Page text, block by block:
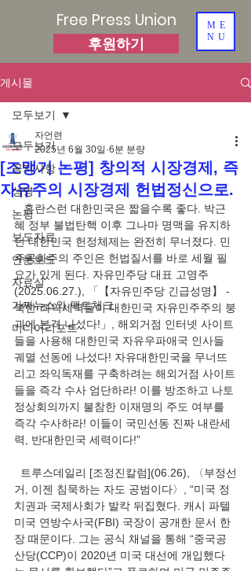
Free Press Union
후원하기
ME
NU
게시물
모두보기
공지사항
성명
논평
보도자료
언론보도
자료실
가짜뉴스와 팩트체크
미디어리포트
모두보기
[조맹기 논평] 창의적 시장경제, 즉
자유주의 시장경제 헌법정신으로.
자언련
2025년 6월 30일 6분 분량
혼란스런 대한민국은 짧을수록 좋다. 박근
혜 정부 불법탄핵 이후 그나마 명맥을 유지하
던 대한민국 헌정체제는 완전히 무너졌다. 민
주공화주의 주인은 헌법질서를 바로 세월 필
요가 있게 된다. 자유민주당 대표 고영주
(2025.06.27.), 「【자유민주당 긴급성명】 -
북한·좌익세력들이 대한민국 자유민주주의 붕
괴에 본격 나섰다!」, 해외거점 인터넷 사이트
들을 사용해 대한민국 자유우파애국 인사들
궤멸 선동에 나섰다! 자유대한민국을 무너뜨
리고 좌익독재를 구축하려는 해외거점 사이트
들을 즉각 수사 엄단하라! 이를 방조하고 나토
정상회의까지 불참한 이재명의 주도 여부를
즉각 수사하라! 이들이 국민선동 진짜 내란세
력, 반대한민국 세력이다!”
트루스데일리 [조정진칼럼](06.26), 〈부정선
거, 이젠 침묵하는 자도 공범이다〉, “미국 정
치권과 국제사회가 발칵 뒤집혔다. 캐시 파텔
미국 연방수사국(FBI) 국장이 공개한 문서 한
장 때문이다. 그는 공식 채널을 통해 “중국공
산당(CCP)이 2020년 미국 대선에 개입했다